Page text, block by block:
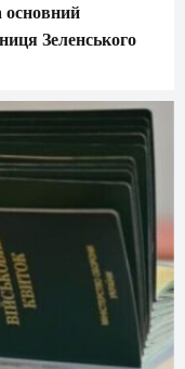
основний
Зеленського